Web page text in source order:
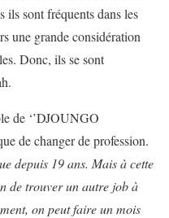
ils sont fréquents dans les
une grande considération
Donc, ils se sont
de ‘’DJOUNGO
de changer de profession.
depuis 19 ans. Mais à cette
de trouver un autre job à
on peut faire un mois